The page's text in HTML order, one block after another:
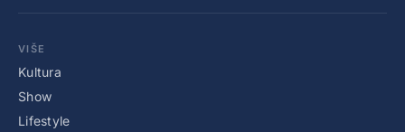
VIŠE
Kultura
Show
Lifestyle